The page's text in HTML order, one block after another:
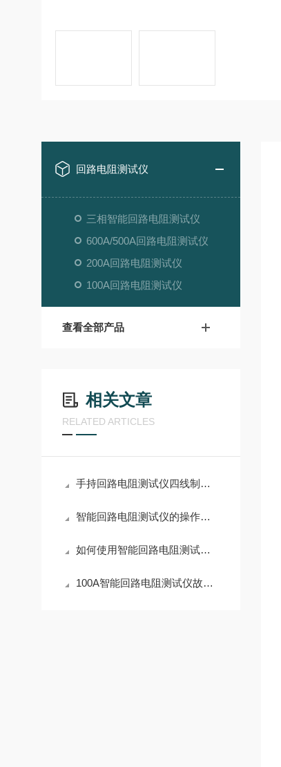
回路电阻测试仪
三相智能回路电阻测试仪
600A/500A回路电阻测试仪
200A回路电阻测试仪
100A回路电阻测试仪
查看全部产品
相关文章
RELATED ARTICLES
手持回路电阻测试仪四线制测量法对接触电阻的检测精度优化
智能回路电阻测试仪的操作指南与维护注意事项
如何使用智能回路电阻测试仪进行高效电气测试？
100A智能回路电阻测试仪故障原因及排除方法